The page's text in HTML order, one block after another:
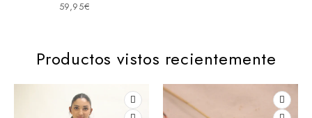
59,95€
Productos vistos recientemente